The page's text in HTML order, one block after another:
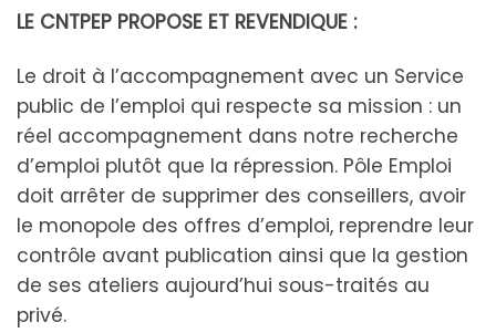
LE CNTPEP PROPOSE ET REVENDIQUE :
Le droit à l’accompagnement avec un Service
public de l’emploi qui respecte sa mission : un
réel accompagnement dans notre recherche
d’emploi plutôt que la répression. Pôle Emploi
doit arrêter de supprimer des conseillers, avoir
le monopole des offres d’emploi, reprendre leur
contrôle avant publication ainsi que la gestion
de ses ateliers aujourd’hui sous-traités au
privé.